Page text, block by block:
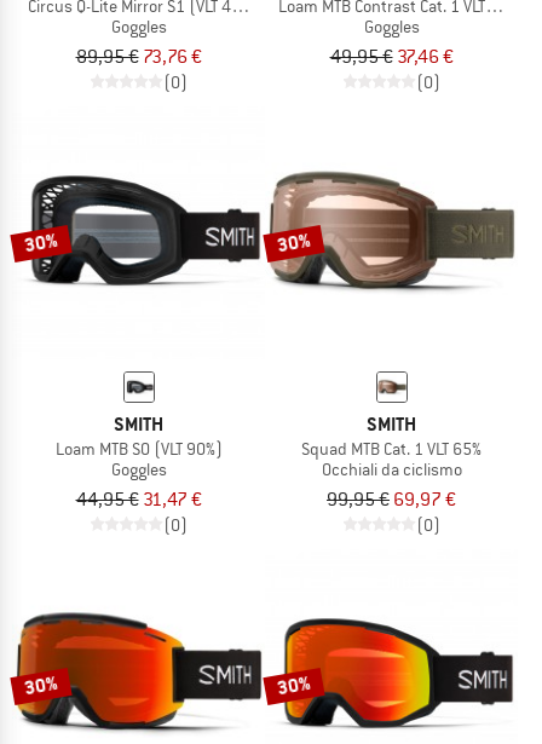
Circus Q-Lite Mirror S1 (VLT 48%) + Clear S0
Goggles
89,95 € 73,76 €
(0)
Loam MTB Contrast Cat. 1 VLT 50%
Goggles
49,95 € 37,46 €
(0)
30%
SMITH
Loam MTB S0 (VLT 90%)
Goggles
44,95 € 31,47 €
(0)
30%
SMITH
Squad MTB Cat. 1 VLT 65%
Occhiali da ciclismo
99,95 € 69,97 €
(0)
30% 30%